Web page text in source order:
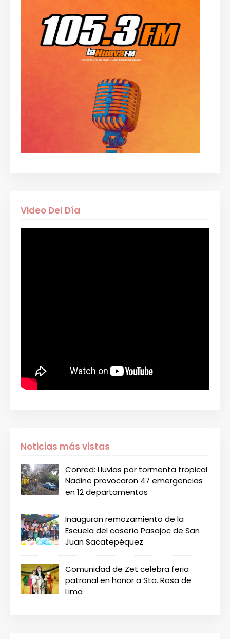
Video Del Día
Noticias más vistas
Conred: Lluvias por tormenta tropical
Nadine provocaron 47 emergencias
en 12 departamentos
Inauguran remozamiento de la
Escuela del caserío Pasajoc de San
Juan Sacatepéquez
Comunidad de Zet celebra feria
patronal en honor a Sta. Rosa de
Lima